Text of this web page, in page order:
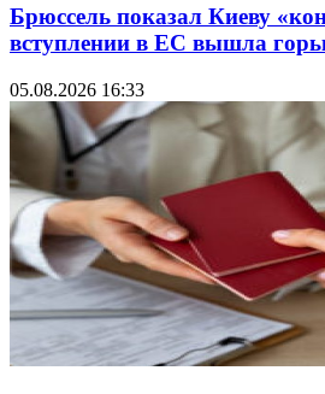
Брюссель показал Киеву
вступлении в ЕС вышла
05.08.2026 16:33